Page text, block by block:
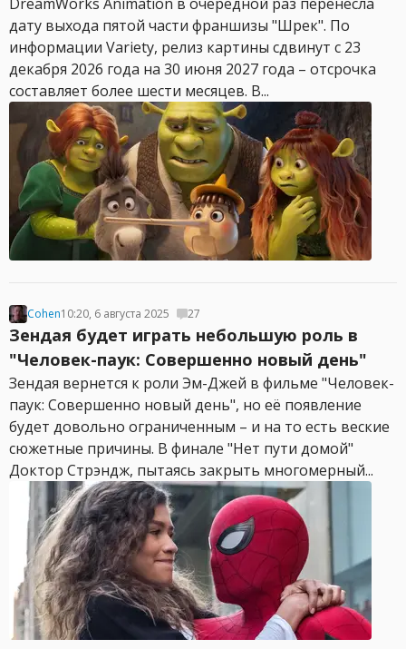
дату выхода пятой части франшизы "Шрек". По
информации Variety, релиз картины сдвинут с 23
декабря 2026 года на 30 июня 2027 года – отсрочка
составляет более шести месяцев. В...
Cohen10:20, 6 августа 2025 27
Зендая будет играть небольшую роль в
"Человек-паук: Совершенно новый день"
Зендая вернется к роли Эм-Джей в фильме "Человек-
паук: Совершенно новый день", но её появление
будет довольно ограниченным – и на то есть веские
сюжетные причины. В финале "Нет пути домой"
Доктор Стрэндж, пытаясь закрыть многомерный...